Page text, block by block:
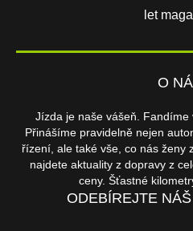
let
O
Jízda je naše vášeň. Fandíme
Přinášíme pravidelně nejen
řízení, ale také vše, co nás ženy
najdete aktuality z dopravy z
ceny. Šťastné
ODEBÍREJTE